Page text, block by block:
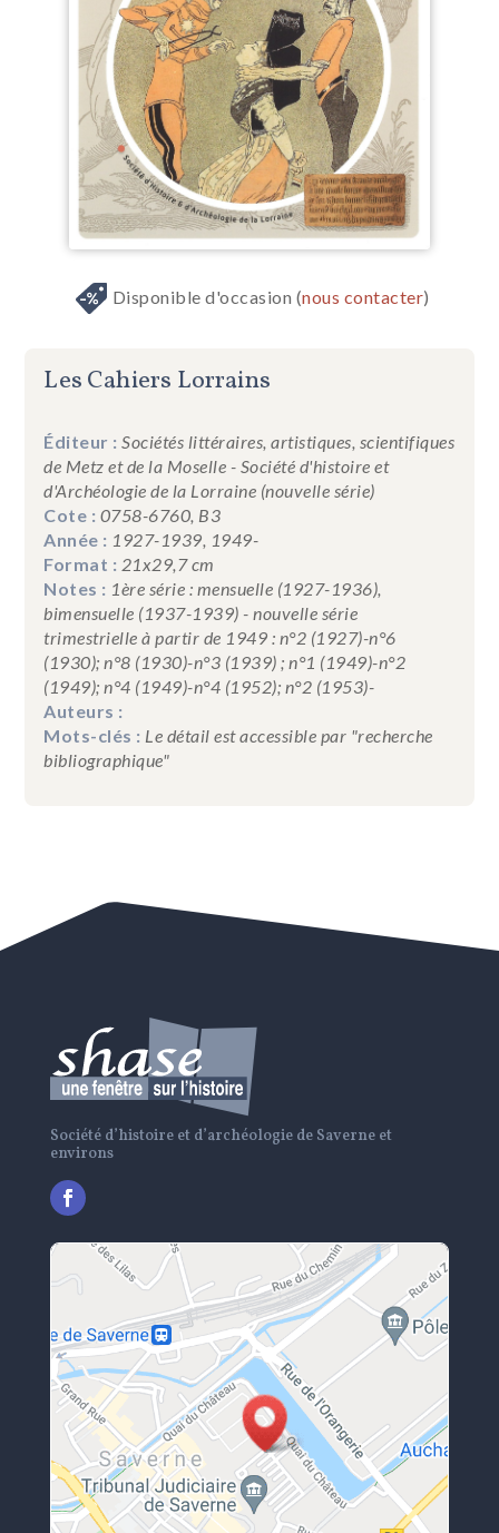
Disponible d'occasion (nous contacter)
Les Cahiers Lorrains
Éditeur : Sociétés littéraires, artistiques, scientifiques
de Metz et de la Moselle - Société d'histoire et
d'Archéologie de la Lorraine (nouvelle série)
Cote : 0758-6760, B3
Année : 1927-1939, 1949-
Format : 21x29,7 cm
Notes : 1ère série : mensuelle (1927-1936),
bimensuelle (1937-1939) - nouvelle série
trimestrielle à partir de 1949 : n°2 (1927)-n°6
(1930); n°8 (1930)-n°3 (1939) ; n°1 (1949)-n°2
(1949); n°4 (1949)-n°4 (1952); n°2 (1953)-
Auteurs :
Mots-clés : Le détail est accessible par "recherche
bibliographique"
Société d’histoire et d’archéologie de Saverne et
environs